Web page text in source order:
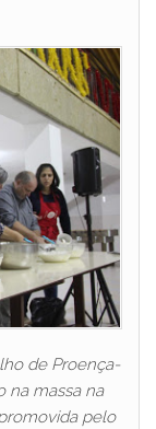
de Proença-
na massa na
pelo